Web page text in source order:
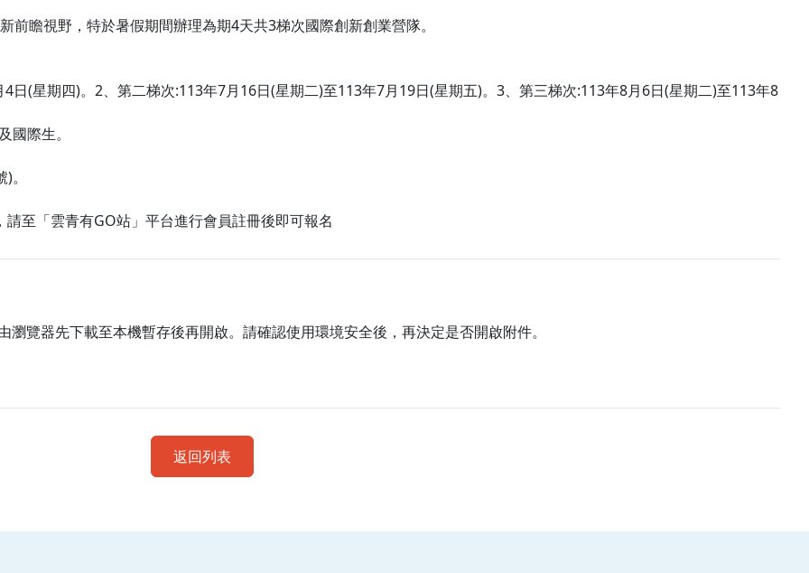
瞻視野，特於暑假期間辦理為期4天共3梯次國際創新創業營隊。
日(星期四)。2、第二梯次:113年7月16日(星期二)至113年7月19日(星期五)。3、第三梯次:113年8月6日(星期二)至113年8
際生。
至「雲青有GO站」平台進行會員註冊後即可報名
覽器先下載至本機暫存後再開啟。請確認使用環境安全後，再決定是否開啟附件。
返回列表